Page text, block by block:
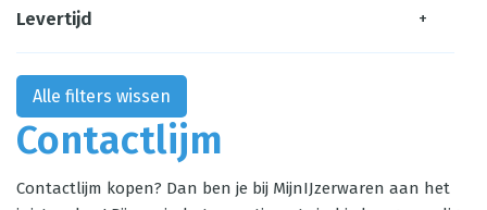
Contactlijm
Contactlijm kopen? Dan ben je bij MijnIJzerwaren aan het
Levertijd +
Alle filters wissen